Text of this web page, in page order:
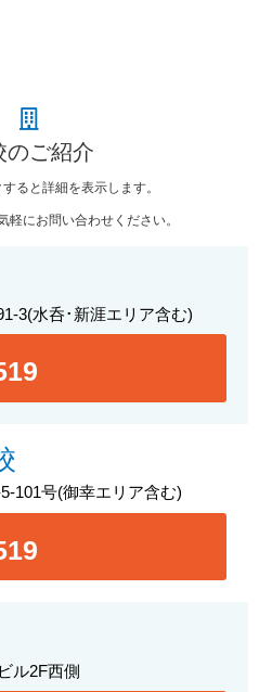
のご紹介
ると詳細を表示します。
軽にお問い合わせください。
3(水呑･新涯エリア含む)
101号(御幸エリア含む)
ル2F西側